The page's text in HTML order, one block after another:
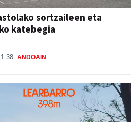
sortzaileen eta
katebegia
ANDOAIN